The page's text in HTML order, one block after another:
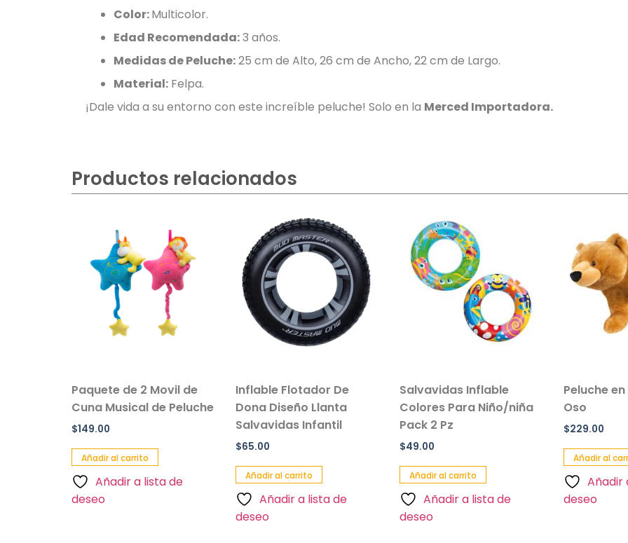
Color:Multicolor.
Edad Recomendada:3 años.
Medidas de Peluche:25 cm de Alto, 26 cm de Ancho, 22 cm de Largo.
Material: Felpa.
¡Dale vida a su entorno con este increíble peluche! Solo en la Merced Importadora.
Productos relacionados
Paquete de 2 Movil de
Cuna Musical de Peluche
$149.00
Añadir al carrito
Añadir a lista de
deseo
Inflable Flotador De
Dona Diseño Llanta
Salvavidas Infantil
$65.00
Añadir al carrito
Añadir a lista de
deseo
Salvavidas Inflable
Colores Para Niño/niña
Pack 2 Pz
$49.00
Añadir al carrito
Añadir a lista de
deseo
Peluche
Oso
$229.00
Añadir al
Añadir
deseo